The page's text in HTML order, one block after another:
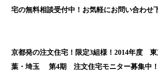
宅の無料相談受付中！お気軽にお問い合わせ
京都発の注文住宅！限定3組様！2014年度
葉・埼玉 第4期 注文住宅モニター募集中！